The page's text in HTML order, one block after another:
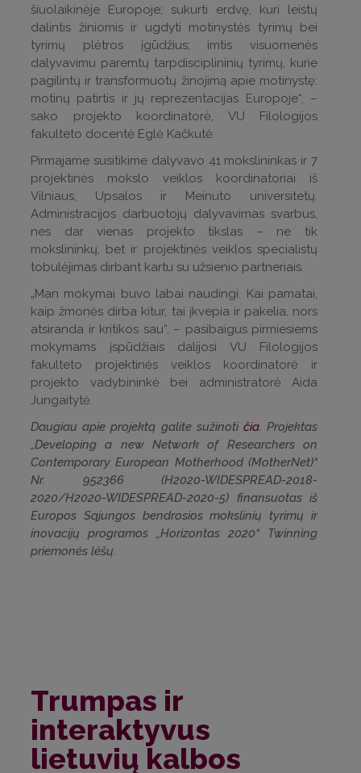
šiuolaikinėje Europoje; sukurti erdvę, kuri leistų
dalintis žiniomis ir ugdyti motinystės tyrimų bei
tyrimų plėtros įgūdžius; imtis visuomenės
dalyvavimu paremtų tarpdisciplininių tyrimų, kurie
pagilintų ir transformuotų žinojimą apie motinystę:
motinų patirtis ir jų reprezentacijas Europoje“, –
sako projekto koordinatorė, VU Filologijos
fakulteto docentė Eglė Kačkutė.
Pirmajame susitikime dalyvavo 41 mokslininkas ir 7
projektinės mokslo veiklos koordinatoriai iš
Vilniaus, Upsalos ir Meinuto universitetų.
Administracijos darbuotojų dalyvavimas svarbus,
nes dar vienas projekto tikslas – ne tik
mokslininkų, bet ir projektinės veiklos specialistų
tobulėjimas dirbant kartu su užsienio partneriais.
„Man mokymai buvo labai naudingi. Kai pamatai,
kaip žmonės dirba kitur, tai įkvepia ir pakelia, nors
atsiranda ir kritikos sau“, – pasibaigus pirmiesiems
mokymams įspūdžiais dalijosi VU Filologijos
fakulteto projektinės veiklos koordinatorė ir
projekto vadybininkė bei administratorė Aida
Jungaitytė.
Daugiau apie projektą galite sužinoti čia. Projektas
„Developing a new Network of Researchers on
Contemporary European Motherhood (MotherNet)“
Nr. 952366 (H2020-WIDESPREAD-2018-
2020/H2020-WIDESPREAD-2020-5) finansuotas iš
Europos Sąjungos bendrosios mokslinių tyrimų ir
inovacijų programos „Horizontas 2020“ Twinning
priemonės lėšų.
Trumpas ir
interaktyvus
lietuvių kalbos